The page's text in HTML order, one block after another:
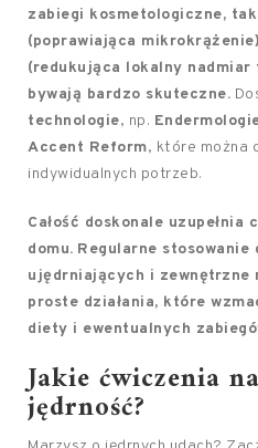
zabiegi kosmetologiczne,
(poprawiająca
(redukująca lokalny nadmiar
bywają bardzo skuteczne.
technologie, np.
Accent Reform, które można
indywidualnych potrzeb.
Całość doskonale
domu. Regularne stosowanie
ujędrniających i zewnętrzne
proste działania, które
diety i ewentualnych
Jakie ćwiczenia
jędrność?